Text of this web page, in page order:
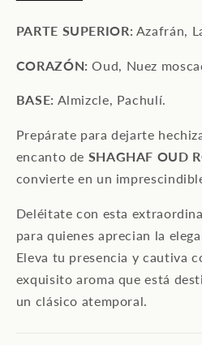
PARTE SUPERIOR: Azafrán,
CORAZÓN: Oud, Nuez
BASE: Almizcle, Pachulí.
Prepárate para dejarte
encanto de SHAGHAF OUD
convierte en un
Deléitate con esta
para quienes aprecian la
Eleva tu presencia y cautiva
exquisito aroma que está
un clásico atemporal.